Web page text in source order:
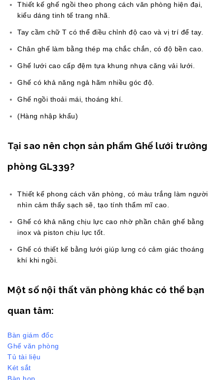
Thiết kế ghế ngồi theo phong cách văn phòng hiện đại,
kiểu dáng tinh tế trang nhã.
Tay cầm chữ T có thể điều chỉnh độ cao và vị trí để tay.
Chân ghế làm bằng thép mạ chắc chắn, có độ bền cao.
Ghế lưới cao cấp đệm tựa khung nhựa căng vải lưới.
Ghế có khả năng ngả hãm nhiều góc độ.
Ghế ngồi thoải mái, thoáng khí.
(Hàng nhập khẩu)
Tại sao nên chọn sản phẩm Ghế lưới trưởng
phòng GL339?
Thiết kế phong cách văn phòng, có màu trắng làm người
nhìn cảm thấy sạch sẽ, tạo tính thẩm mĩ cao.
Ghế có khả năng chịu lực cao nhờ phần chân ghế bằng
inox và piston chịu lực tốt.
Ghế có thiết kế bằng lưới giúp lưng có cảm giác thoáng
khí khi ngồi.
Một số nội thất văn phòng khác có thể bạn
quan tâm:
Bàn giám đốc
Ghế văn phòng
Tủ tài liệu
Két sắt